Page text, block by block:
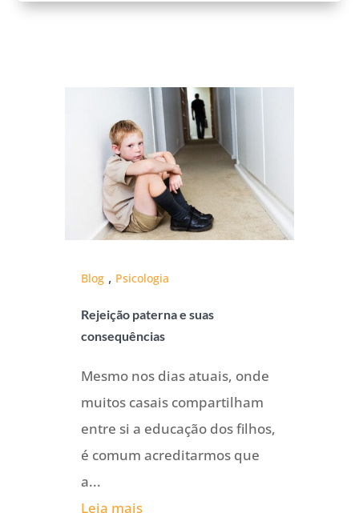
Blog , Psicologia
Rejeição paterna e suas
consequências
Mesmo nos dias atuais, onde
muitos casais compartilham
entre si a educação dos filhos,
é comum acreditarmos que
a...
Leia mais